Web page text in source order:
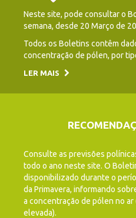
Neste site, pode consultar o
semana, desde 20 Março de
Todos os Boletins contêm
concentração de pólen, por
LER MAIS
Consulte as previsões
todo o ano neste site. O
disponibilizado durante o
da Primavera, informando
a concentração de pólen no
elevada).